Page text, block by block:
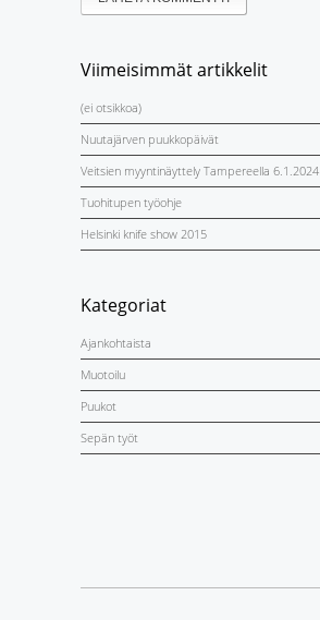
Viimeisimmät artikkelit
(ei otsikkoa)
Nuutajärven puukkopäivät
Veitsien myyntinäyttely Tampereella 6.1.2024
Tuohitupen työohje
Helsinki knife show 2015
Kategoriat
Ajankohtaista
Muotoilu
Puukot
Sepän työt